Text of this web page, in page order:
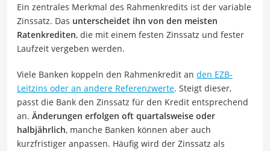
Ein zentrales Merkmal des Rahmenkredits ist der variable
Zinssatz. Das unterscheidet ihn von den meisten
Ratenkrediten, die mit einem festen Zinssatz und fester
Laufzeit vergeben werden.
Viele Banken koppeln den Rahmenkredit an den EZB-
Leitzins oder an andere Referenzwerte. Steigt dieser,
passt die Bank den Zinssatz für den Kredit entsprechend
an. Änderungen erfolgen oft quartalsweise oder
halbjährlich, manche Banken können aber auch
kurzfristiger anpassen. Häufig wird der Zinssatz als